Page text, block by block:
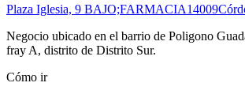
Plaza Iglesia, 9 BAJO;FARMACIA14009
Negocio ubicado en el barrio de Poligono
fray A, distrito de Distrito Sur.
Cómo ir